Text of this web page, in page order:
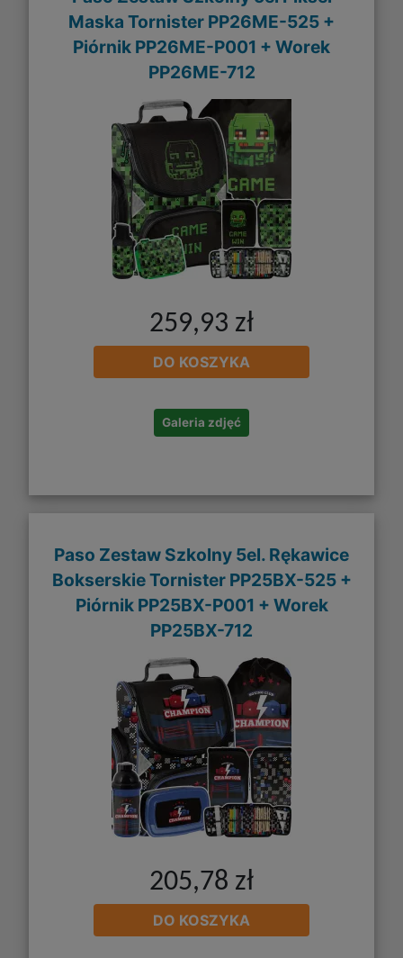
Maska Tornister PP26ME-525 +
Piórnik PP26ME-P001 + Worek
PP26ME-712
259,93 zł
DO KOSZYKA
Galeria zdjęć
Paso Zestaw Szkolny 5el. Rękawice
Bokserskie Tornister PP25BX-525 +
Piórnik PP25BX-P001 + Worek
PP25BX-712
205,78 zł
DO KOSZYKA